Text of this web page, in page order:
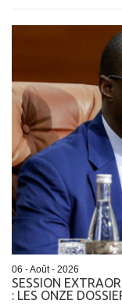
06 - Août - 2026
SESSION
: LES ONZE